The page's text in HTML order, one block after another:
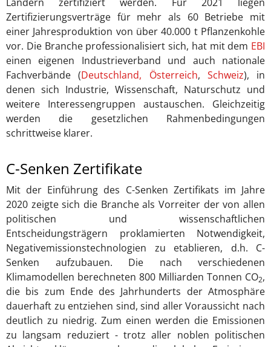
Zertifizierungsverträge für mehr als 60 Betriebe mit
einer Jahresproduktion von über 40.000 t Pflanzenkohle
vor. Die Branche professionalisiert sich, hat mit dem EBI
einen eigenen Industrieverband und auch nationale
Fachverbände (Deutschland, Österreich, Schweiz), in
denen sich Industrie, Wissenschaft, Naturschutz und
weitere Interessengruppen austauschen. Gleichzeitig
werden die gesetzlichen Rahmenbedingungen
schrittweise klarer.
C-Senken Zertifikate
Mit der Einführung des C-Senken Zertifikats im Jahre
2020 zeigte sich die Branche als Vorreiter der von allen
politischen und wissenschaftlichen
Entscheidungsträgern proklamierten Notwendigkeit,
Negativemissionstechnologien zu etablieren, d.h. C-
Senken aufzubauen. Die nach verschiedenen
Klimamodellen berechneten 800 Milliarden Tonnen CO2,
die bis zum Ende des Jahrhunderts der Atmosphäre
dauerhaft zu entziehen sind, sind aller Voraussicht nach
deutlich zu niedrig. Zum einen werden die Emissionen
zu langsam reduziert - trotz aller noblen politischen